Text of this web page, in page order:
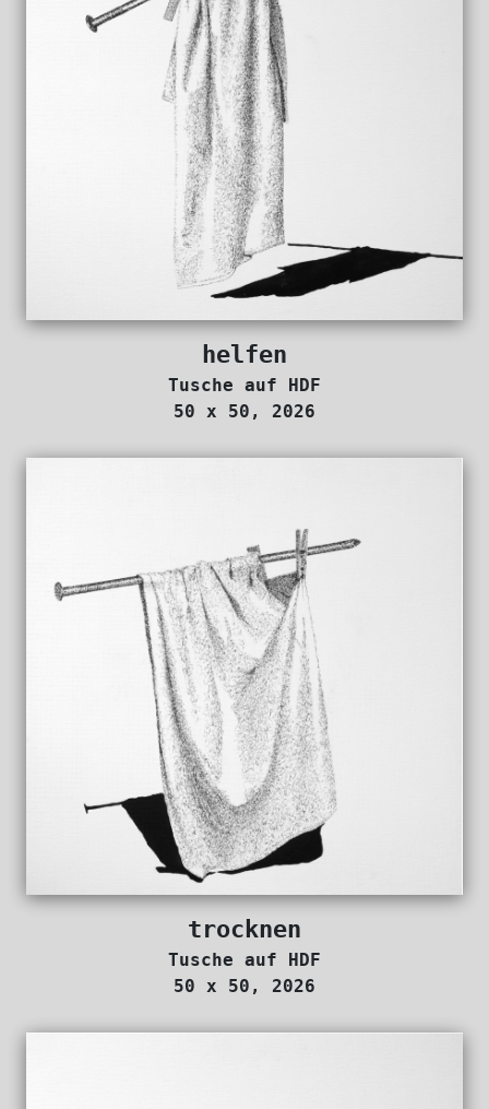
helfen
Tusche auf HDF
50 x 50, 2026
trocknen
Tusche auf HDF
50 x 50, 2026